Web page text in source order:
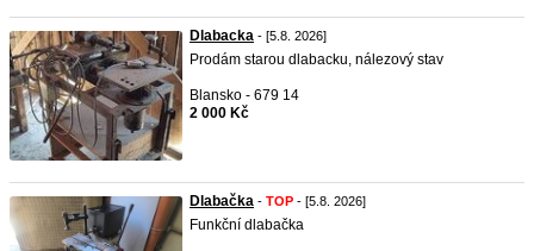
Dlabacka - [5.8. 2026]
Prodám starou dlabacku, nálezový stav
Blansko - 679 14
2 000 Kč
Dlabačka - TOP - [5.8. 2026]
Funkční dlabačka